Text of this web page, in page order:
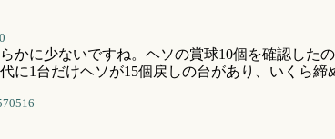
かに少ないですね。ヘソの賞球10個を確認した
に1台だけヘソが15個戻しの台があり、いくら締